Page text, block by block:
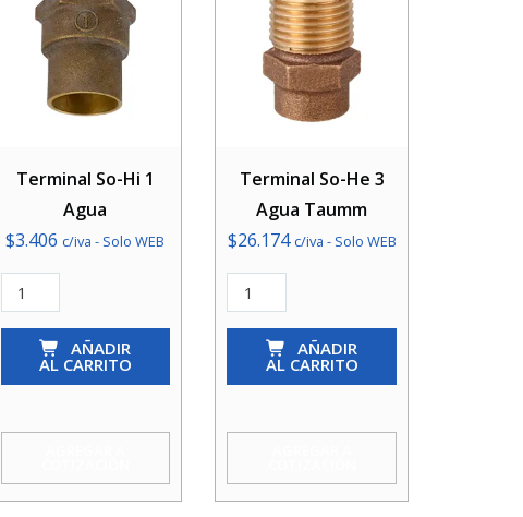
Terminal So-Hi 1
Agua
$3.406 c/iva - Solo WEB
Terminal
So-
cantidad
AÑADIR
AL CARRITO
Terminal So-He 3
Agua Taumm
$26.174 c/iva - Solo WEB
Terminal
So-
Taumm
AÑADIR
AL CARRITO